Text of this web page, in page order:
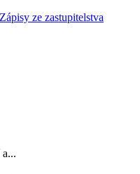
Zápisy ze zastupitelstva